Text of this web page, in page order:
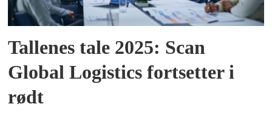
Tallenes tale 2025: Scan
Global Logistics fortsetter i
rødt